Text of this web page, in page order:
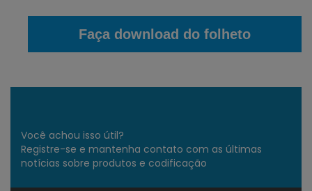
Faça download do folheto
Você achou isso útil?
Registre-se e mantenha contato com as últimas
notícias sobre produtos e codificação